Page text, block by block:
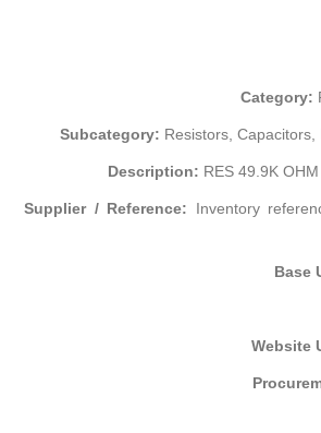
Category:
Subcategory: Resistors,
Description: RES 49.9K
Supplier / Reference: Inventory
Base
Website